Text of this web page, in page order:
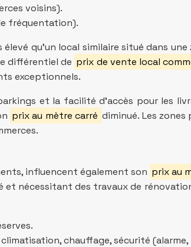
voisins).
fréquentation).
élevé qu’un local similaire situé dans
différentiel de prix de vente local
exceptionnels.
et la facilité d’accès pour les
prix au mètre carré diminué. Les
influencent également son prix au
et nécessitant des travaux de
chauffage, sécurité (alarme,